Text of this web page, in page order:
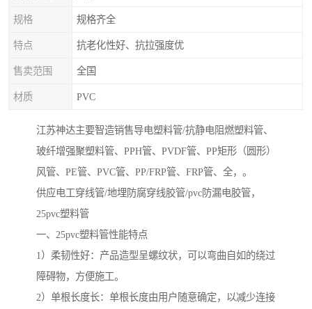
规格 规格齐全
特点 抗老化性好、抗拉强度优
售卖范围 全国
材质 PVC
江苏神达主要智造销售导电塑料管/抗静电阻燃塑料管、
玻纤增强聚塑料管、PPH管、PVDF管、PP矩形（圆形）
风管、PE管、PVC管、PP/FRP管、FRP管、全，。
供应电工穿线管/地埋防腐穿线胶管/pvc防漏电胶管，
25pvc塑料管
一、25pvc塑料管性能特点
1）柔韧性好：产品造型呈螺纹状，可以弯曲自如的绕过
障碍物，方便施工。
2）单根长度长：单根长度由用户随意确定，以减少连接